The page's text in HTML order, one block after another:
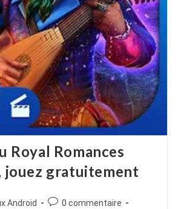
Royal Romances
jouez gratuitement
Android
Commentaires
0 commentaire